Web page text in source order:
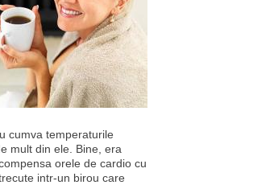
cumva temperaturile
mult din ele. Bine, era
orele de cardio cu
intr-un birou care